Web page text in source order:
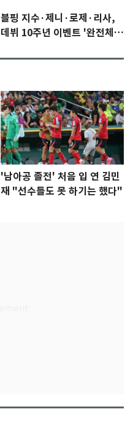
블핑 지수·제니·로제·리사,
데뷔 10주년 이벤트 '완전체'
'남아공 졸전' 처음 입 연 김민
재 "선수들도 못 하기는 했다"